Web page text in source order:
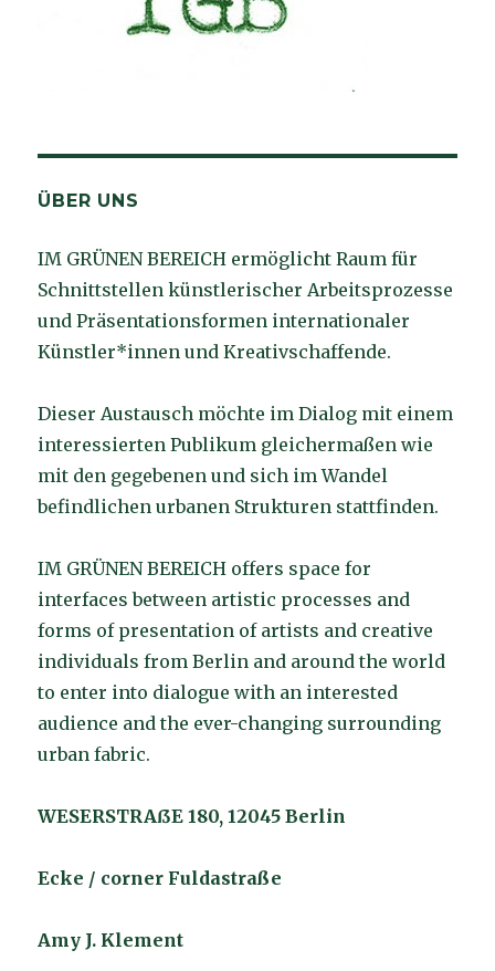
ÜBER UNS
IM GRÜNEN BEREICH ermöglicht Raum für
Schnittstellen künstlerischer Arbeitsprozesse
und Präsentationsformen internationaler
Künstler*innen und Kreativschaffende.
Dieser Austausch möchte im Dialog mit einem
interessierten Publikum gleichermaßen wie
mit den gegebenen und sich im Wandel
befindlichen urbanen Strukturen stattfinden.
IM GRÜNEN BEREICH offers space for
interfaces between artistic processes and
forms of presentation of artists and creative
individuals from Berlin and around the world
to enter into dialogue with an interested
audience and the ever-changing surrounding
urban fabric.
WESERSTRAßE 180, 12045 Berlin
Ecke / corner Fuldastraße
Amy J. Klement